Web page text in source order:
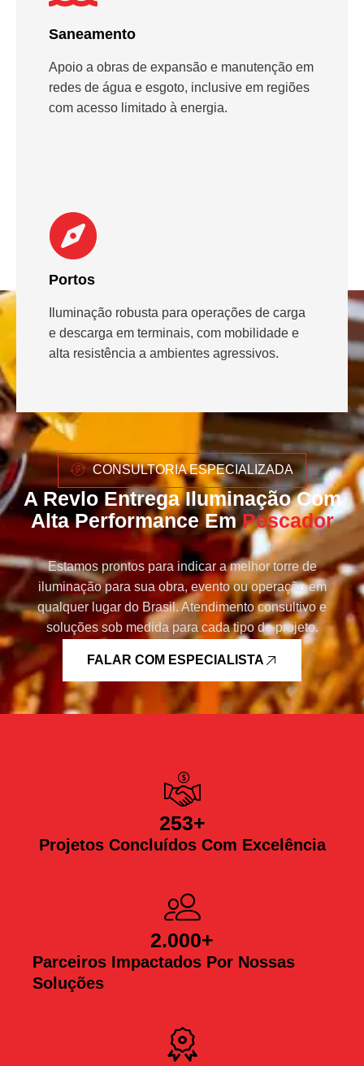
Saneamento
Apoio a obras de expansão e manutenção em
redes de água e esgoto, inclusive em regiões
com acesso limitado à energia.
Portos
Iluminação robusta para operações de carga
e descarga em terminais, com mobilidade e
alta resistência a ambientes agressivos.
CONSULTORIA ESPECIALIZADA
A Revlo Entrega Iluminação Com
Alta Performance EmPescador
Estamos prontos para indicar a melhor torre de
iluminação para sua obra, evento ou operação em
qualquer lugar do Brasil. Atendimento consultivo e
soluções sob medida para cada tipo de projeto.
FALAR COM ESPECIALISTA
Projetos Concluídos Com Excelência
253+
Parceiros Impactados Por Nossas
Soluções
2.000+